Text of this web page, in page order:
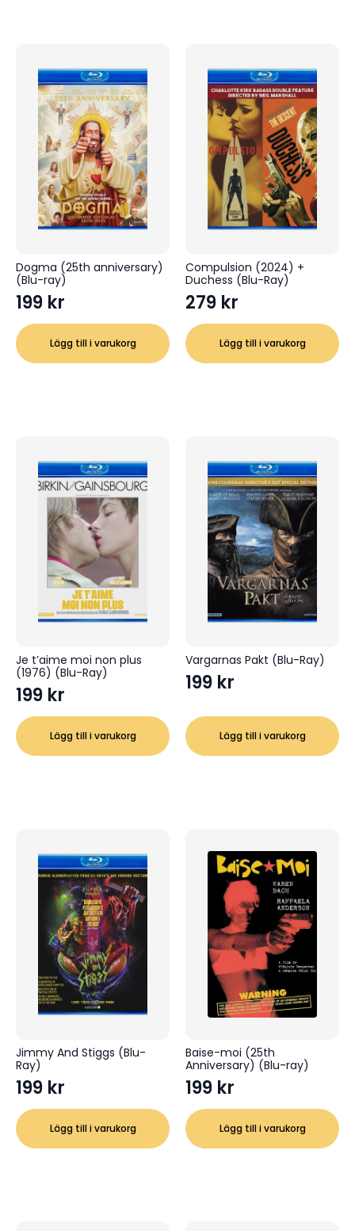
Dogma (25th anniversary)
(Blu-ray)
199 kr
Lägg till i varukorg
Compulsion (2024) +
Duchess (Blu-Ray)
279 kr
Lägg till i varukorg
Je t’aime moi non plus
(1976) (Blu-Ray)
199 kr
Lägg till i varukorg
Vargarnas Pakt (Blu-Ray)
199 kr
Lägg till i varukorg
Jimmy And Stiggs (Blu-
Ray)
199 kr
Lägg till i varukorg
Baise-moi (25th
Anniversary) (Blu-ray)
199 kr
Lägg till i varukorg